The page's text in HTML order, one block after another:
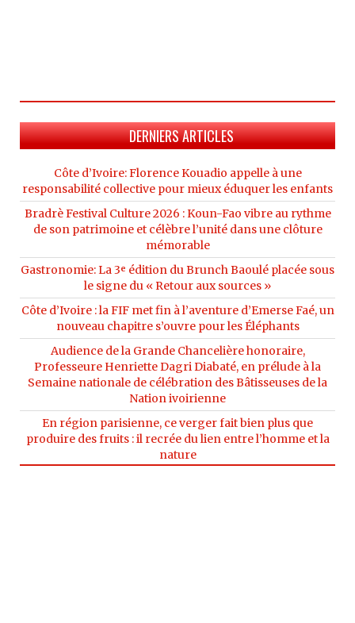
DERNIERS ARTICLES
Côte d’Ivoire: Florence Kouadio appelle à une
responsabilité collective pour mieux éduquer les enfants
Bradrè Festival Culture 2026 : Koun-Fao vibre au rythme
de son patrimoine et célèbre l’unité dans une clôture
mémorable
Gastronomie: La 3ᵉ édition du Brunch Baoulé placée sous
le signe du « Retour aux sources »
Côte d’Ivoire : la FIF met fin à l’aventure d’Emerse Faé, un
nouveau chapitre s’ouvre pour les Éléphants
Audience de la Grande Chancelière honoraire,
Professeure Henriette Dagri Diabaté, en prélude à la
Semaine nationale de célébration des Bâtisseuses de la
Nation ivoirienne
En région parisienne, ce verger fait bien plus que
produire des fruits : il recrée du lien entre l’homme et la
nature